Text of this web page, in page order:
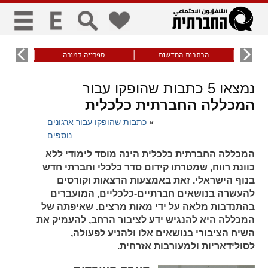
כללי
visibility_off
ביטול הבהובים ניווט מקלדת
zoom_out
התרחק
zoom_in
גופנים
remove_circle_outline
הכתבות החדשות ספרייה למורה עוני
נמצאו5 כתבות שהופקו עבור
המכללה החברתית כלכלית
»כתבות שהופקו עבור ארגונים
נוספים
המכללה החברתית כלכלית הינה מוסד לימודי ללא
כוונת רווח, שמטרתו קידום סדר כלכלי וחברתי חדש
בנוף הישראלי. זאת באמצעות הרצאות וקורסים
להעשרה בנושאים חברתיים-כלכליים, המועברים
בהתנדבות מלאה על ידי מאות מרצים. שאיפתה של
המכללה היא להנגיש ידע לציבור הרחב, להעמיק את
השיח הציבורי בנושאים אלו ולהניע לפעולה,
לסולידאריות ולמעורבות אזרחית.